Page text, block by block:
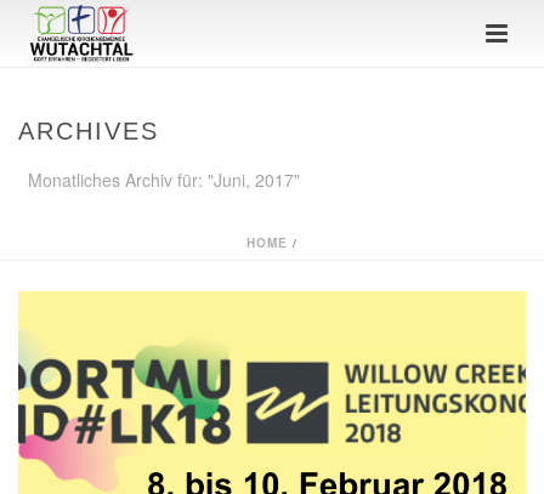
ARCHIVES
Monatliches Archiv für: "Juni, 2017"
HOME /